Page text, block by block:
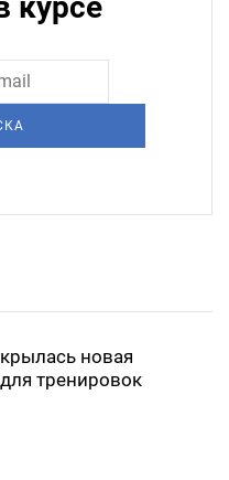
курсе
новая
тренировок